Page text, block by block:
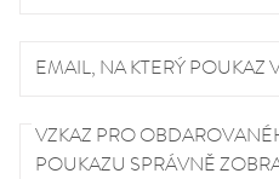
EMAIL, NA KTERÝ POUKAZ
VZKAZ PRO
POUKAZU SPRÁVNĚ